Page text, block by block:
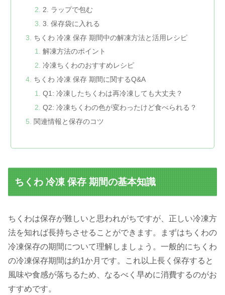
2. ラップで包む
3. 保存袋に入れる
ちくわ 冷凍 保存 期間中の解凍方法と活用レシピ
解凍方法のポイント
冷凍ちくわのおすすめレシピ
ちくわ 冷凍 保存 期間に関するQ&A
Q1: 冷凍したちくわは再冷凍しても大丈夫？
Q2: 冷凍ちくわの色が変わったけど食べられる？
関連情報と保存のコツ
ちくわ 冷凍 保存 期間の基本知識
ちくわは保存が難しいと思われがちですが、正しい冷凍方
法を知れば長持ちさせることができます。まずはちくわの
冷凍保存の期間について理解しましょう。一般的にちくわ
の冷凍保存期間は約1か月です。これ以上長く保存すると
風味や食感が落ちるため、なるべく早めに消費するのがお
すすめです。